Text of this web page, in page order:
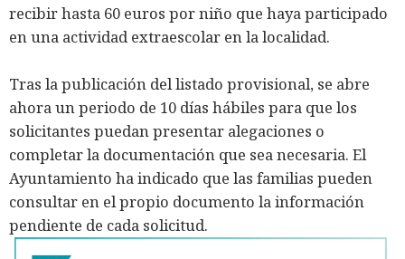
recibir hasta 60 euros por niño que haya participado
en una actividad extraescolar en la localidad.
Tras la publicación del listado provisional, se abre
ahora un periodo de 10 días hábiles para que los
solicitantes puedan presentar alegaciones o
completar la documentación que sea necesaria. El
Ayuntamiento ha indicado que las familias pueden
consultar en el propio documento la información
pendiente de cada solicitud.